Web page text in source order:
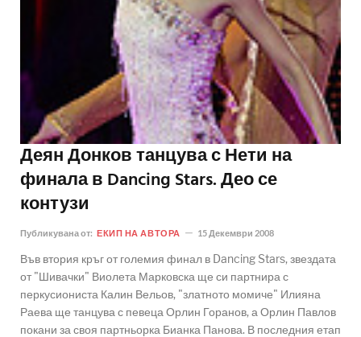
Деян Донков танцува с Нети на
финала в Dancing Stars. Део се
контузи
Публикувана от: ЕКИП НА АВТОРА 15 Декември 2008
Във втория кръг от големия финал в Dancing Stars, звездата
от "Шивачки" Виолета Марковска ще си партнира с
перкусиониста Калин Вельов, "златното момиче" Илияна
Раева ще танцува с певеца Орлин Горанов, а Орлин Павлов
покани за своя партньорка Бианка Панова. В последния етап